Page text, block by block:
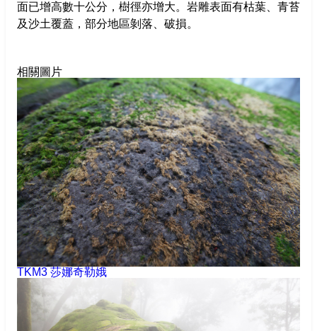
黃喉貂
山羊
山豬
獼猴
高雄市文化局
面已增高數十公分，樹徑亦增大。岩雕表面有枯葉、青苔
及沙土覆蓋，部分地區剝落、破損。
相關圖片
TKM3 莎娜奇勒娥